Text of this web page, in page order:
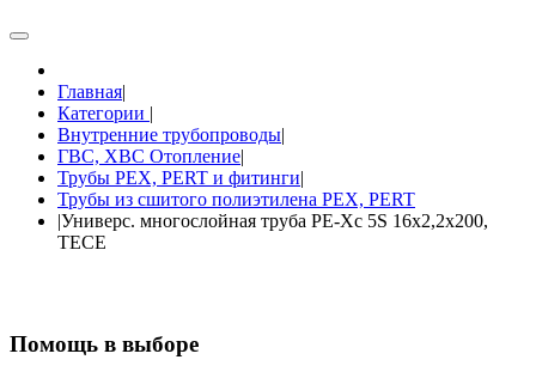
Главная|
Категории |
Внутренние трубопроводы|
ГВС, ХВС Отопление|
Трубы PEX, PERT и фитинги|
Трубы из сшитого полиэтилена PEX, PERT
|Универс. многослойная труба PE-Xc 5S 16x2,2x200,
TECE
Помощь в выборе